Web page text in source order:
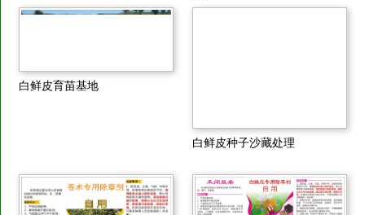
白鲜皮育苗基地
白鲜皮种子沙藏处理